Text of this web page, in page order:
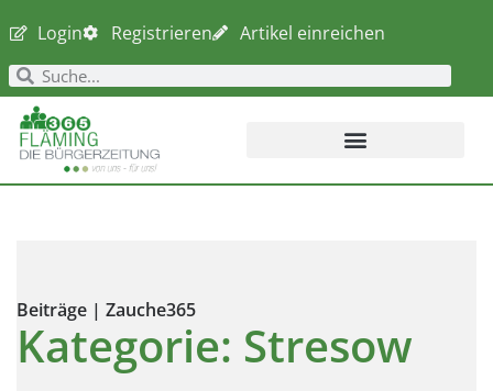
Login Registrieren Artikel einreichen
Beiträge | Zauche365
Kategorie: Stresow